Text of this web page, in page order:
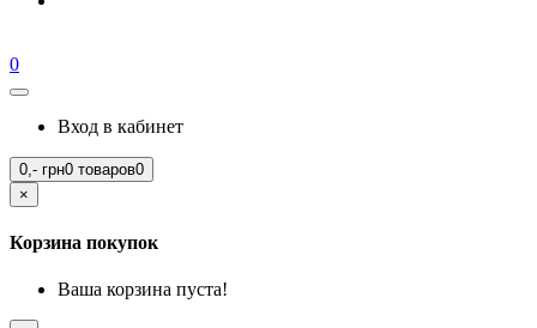
0
Вход в кабинет
0,- грн0 товаров0
×
Корзина покупок
Ваша корзина пуста!